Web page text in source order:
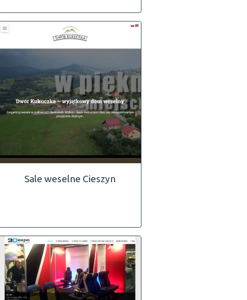
Sale weselne Cieszyn